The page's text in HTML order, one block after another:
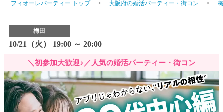
フィオーレパーティー トップ 大阪府の婚活パーティー・街コン
梅田
10/21（火） 19:00 ～ 20:00
＼初参加大歓迎♪／人気の婚活パーティー・街コン